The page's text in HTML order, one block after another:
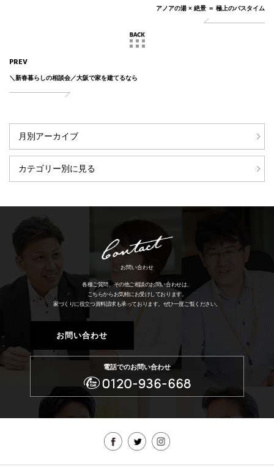
アノアの湯 × 絶景 ＝ 極上のバスタイム
PREV
＼新春暮らしの相談会／大阪で家を建てるなら
月別アーカイブ
カテゴリー別に見る
お問い合わせ
各種ご質問、その他ご相談のお問い合わせは、
こちらからお気軽にお受けしております。
家づくりに役立つ資料請求も承っております。 ぜひ一度ご覧ください。
お問い合わせ
電話でのお問い合わせ